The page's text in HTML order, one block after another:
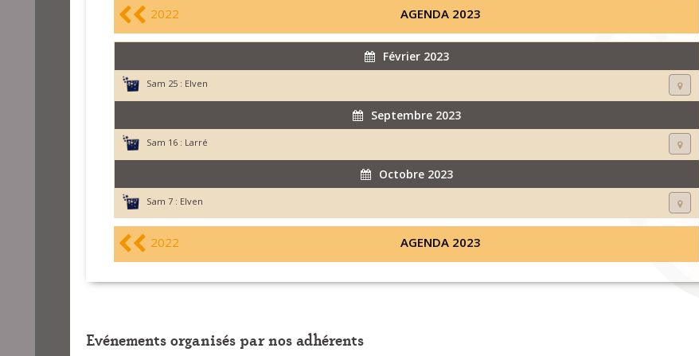
2022 AGENDA 2023
Février 2023
Sam 25 : Elven
Septembre 2023
Sam 16 : Larré
Octobre 2023
Sam 7 : Elven
2022 AGENDA 2023
Evénements organisés par nos adhérents